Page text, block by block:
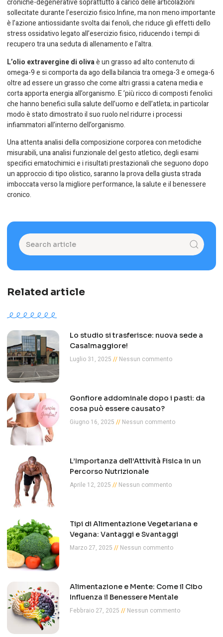
croniche-degenerative soprattutto a carico delle articolazioni
sollecitate durante l’esercizio fisico.Infine, ma non meno importante
è l’azione antiossidante svolta dai fenoli, che riduce gli effetti dello
stress ossidativo legato all’esercizio fisico, riducendo i tempi di
recupero tra una seduta di allenamento e l’altra.
L’olio extravergine di olivaè un grasso ad alto contenuto di
omega-9 e si comporta da ago della bilancia tra omega-3 e omega-6
oltre ad essere un grasso che come altri grassi a catena media e
corta apporta energia all’organismo. E ’più ricco di composti fenolici
che hanno benefici sulla salute dell’uomo e dell’atleta; in particolar
modo è stato dimostrato il suo ruolo nel ridurre i processi
infiammatori all’interno dell’organismo.
Una attenta analisi della composizione corporea con metodiche
misurabili, una analisi funzionale del gesto atletico, degli esami
specifici ematochimici e i risultati prestazionali che seguono dopo
un approccio di tipo olistico, saranno la prova della giusta strada
imboccata verso la migliore performance, la salute e il benessere
cronico.
Related article
Lo studio si trasferisce: nuova sede a
Casalmaggiore!
Luglio 31, 2025
Nessun commento
Gonfiore addominale dopo i pasti: da
cosa può essere causato?
Giugno 16, 2025
Nessun commento
L’Importanza dell’Attività Fisica in un
Percorso Nutrizionale
Aprile 12, 2025
Nessun commento
Tipi di Alimentazione Vegetariana e
Vegana: Vantaggi e Svantaggi
Marzo 27, 2025
Nessun commento
Alimentazione e Mente: Come il Cibo
Influenza il Benessere Mentale
Febbraio 27, 2025
Nessun commento